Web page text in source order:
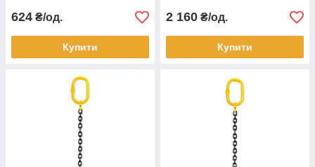
624 ₴/од.
Купити
2 160 ₴/од.
Купити